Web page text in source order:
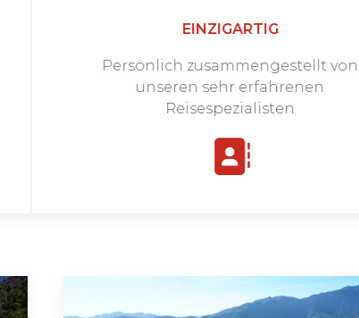
EINZIGARTIG
Persönlich zusammengestellt von
unseren sehr erfahrenen
Reisespezialisten